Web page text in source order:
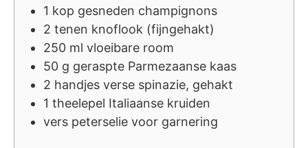
1 kop gesneden champignons
2 tenen knoflook (fijngehakt)
250 ml vloeibare room
50 g geraspte Parmezaanse kaas
2 handjes verse spinazie, gehakt
1 theelepel Italiaanse kruiden
vers peterselie voor garnering